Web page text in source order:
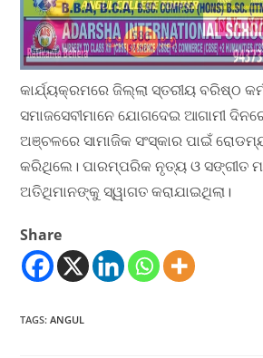
କାର୍ଯ୍ୟକ୍ରମରେ ଜିଲ୍ଲା ସ୍ତରୀୟ ବରିଷ୍ଠ
ସମାଜସେବୀମାନେ ଯୋଗଦେଇ ଆଗାମୀ
ଅଞ୍ଚଳରେ ସାମାଜିକ ସଂସ୍କାର ପାଇଁ
କରିଥିଲେ। ପାରମ୍ପରିକ ନୃତ୍ୟ ଓ ସଙ୍ଗୀତ
ଅତିଥିମାନଙ୍କୁ ସ୍ୱାଗତ କରାଯାଇଥିଲା।
Share
TAGS:ANGUL